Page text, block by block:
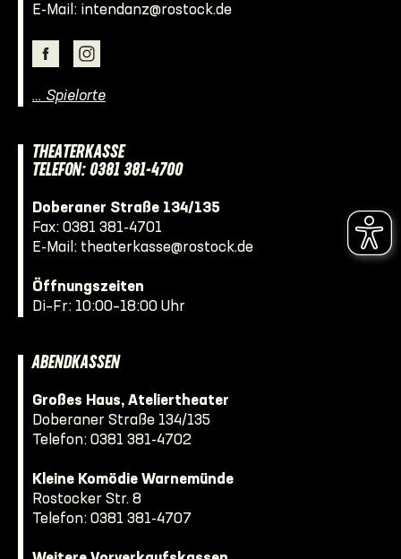
E-Mail: intendanz@rostock.de
… Spielorte
THEATERKASSE
TELEFON: 0381 381-4700
Doberaner Straße 134/135
Fax: 0381 381-4701
E-Mail: theaterkasse@rostock.de
Öffnungszeiten
Di–Fr: 10:00–18:00 Uhr
ABENDKASSEN
Großes Haus, Ateliertheater
Doberaner Straße 134/135
Telefon: 0381 381-4702
Kleine Komödie Warnemünde
Rostocker Str. 8
Telefon: 0381 381-4707